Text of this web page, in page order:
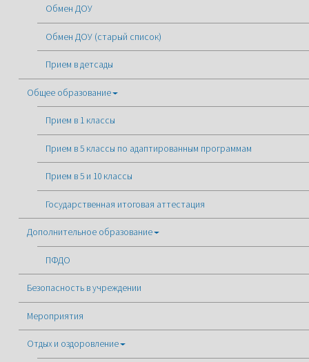
Обмен ДОУ
Обмен ДОУ (старый список)
Прием в детсады
Общее образование
Прием в 1 классы
Прием в 5 классы по адаптированным программам
Прием в 5 и 10 классы
Государственная итоговая аттестация
Дополнительное образование
ПФДО
Безопасность в учреждении
Мероприятия
Отдых и оздоровление